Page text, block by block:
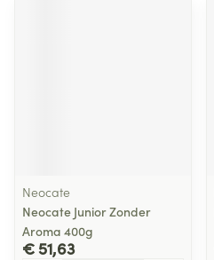
Neocate
Neocate Junior Zonder
Aroma 400g
€ 51,63